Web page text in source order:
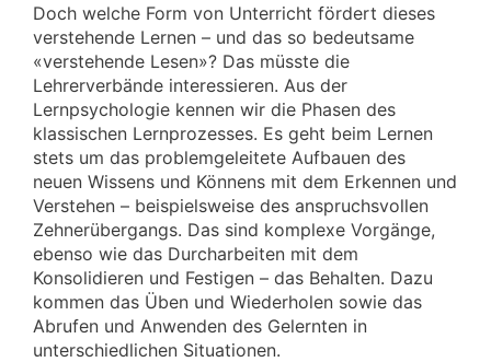
Doch welche Form von Unterricht fördert dieses
verstehende Lernen – und das so bedeutsame
«verstehende Lesen»? Das müsste die
Lehrerverbände interessieren. Aus der
Lernpsychologie kennen wir die Phasen des
klassischen Lernprozesses. Es geht beim Lernen
stets um das problemgeleitete Aufbauen des
neuen Wissens und Könnens mit dem Erkennen und
Verstehen – beispielsweise des anspruchsvollen
Zehnerübergangs. Das sind komplexe Vorgänge,
ebenso wie das Durcharbeiten mit dem
Konsolidieren und Festigen – das Behalten. Dazu
kommen das Üben und Wiederholen sowie das
Abrufen und Anwenden des Gelernten in
unterschiedlichen Situationen.